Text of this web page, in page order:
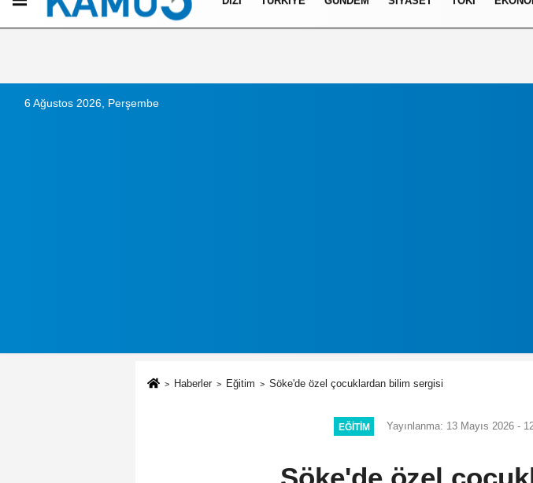
İletişim Çerez Politikası
6 Ağustos 2026, Perşembe
Haberler Eğitim Söke'de özel çocuklardan bilim sergisi
EĞITIM Yayınlanma: 13 Mayıs 2026 -